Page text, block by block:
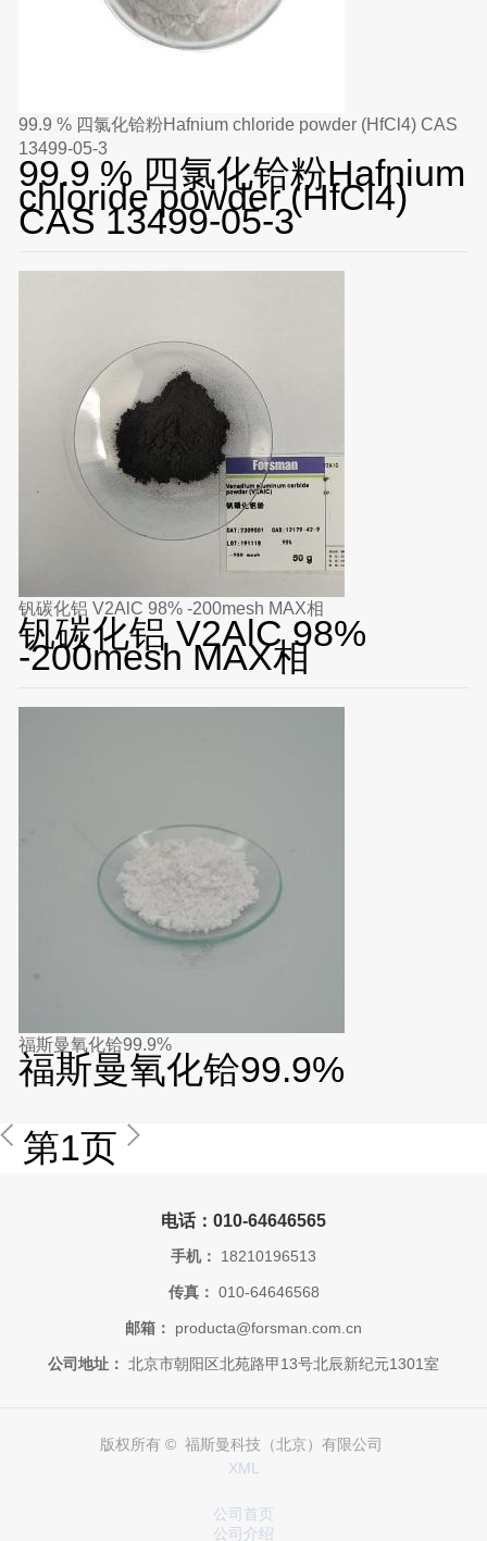
99.9 % 四氯化铪粉Hafnium chloride powder (HfCl4) CAS
13499-05-3
99.9 % 四氯化铪粉Hafnium
chloride powder (HfCl4)
CAS 13499-05-3
钒碳化铝 V2AlC 98% -200mesh MAX相
钒碳化铝 V2AlC 98%
-200mesh MAX相
福斯曼氧化铪99.9%
福斯曼氧化铪99.9%
第1页
电话：010-64646565
手机： 18210196513
传真： 010-64646568
邮箱： producta@forsman.com.cn
公司地址： 北京市朝阳区北苑路甲13号北辰新纪元1301室
版权所有 © 福斯曼科技（北京）有限公司
XML
公司首页
公司介绍